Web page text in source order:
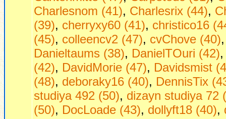
Charlesnom (41), Charlesrix (44),
(39), cherryxy60 (41), christico16
(45), colleencv2 (47), cvChove (40)
Danieltaums (38), DanielTOuri (42)
(42), DavidMorie (47), Davidsmist
(48), deboraky16 (40), DennisTix
studiya 492 (50), dizayn studiya 72
(50), DocLoade (43), dollyft18 (40),